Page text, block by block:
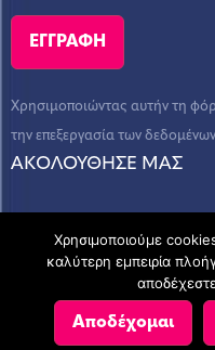
Χρησιμοποιώντας αυτήν τη
την επεξεργασία των
ΑΚΟΛΟΥΘΗΣΕ ΜΑΣ
© Copyright 2023 - AEGEAN
ΣΥΜΒΟΥΛΕΥΤΙΚΕΣ ΥΠΗΡΕΣΙΕΣ
Χρησιμοποιούμε
καλύτερη εμπειρία
Αποδέχομαι